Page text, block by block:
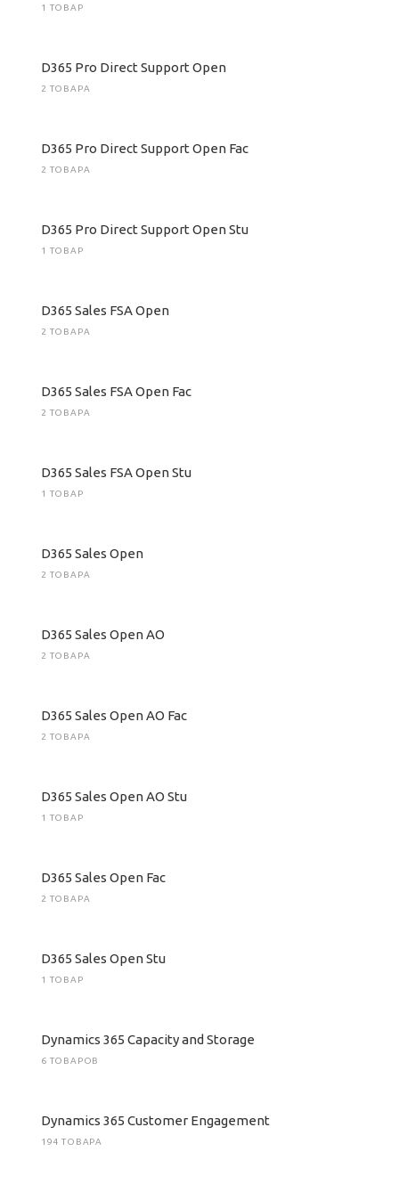
1 ТОВАР
D365 Pro Direct Support Open
2 ТОВАРА
D365 Pro Direct Support Open Fac
2 ТОВАРА
D365 Pro Direct Support Open Stu
1 ТОВАР
D365 Sales FSA Open
2 ТОВАРА
D365 Sales FSA Open Fac
2 ТОВАРА
D365 Sales FSA Open Stu
1 ТОВАР
D365 Sales Open
2 ТОВАРА
D365 Sales Open AO
2 ТОВАРА
D365 Sales Open AO Fac
2 ТОВАРА
D365 Sales Open AO Stu
1 ТОВАР
D365 Sales Open Fac
2 ТОВАРА
D365 Sales Open Stu
1 ТОВАР
Dynamics 365 Capacity and Storage
6 ТОВАРОВ
Dynamics 365 Customer Engagement
194 ТОВАРА